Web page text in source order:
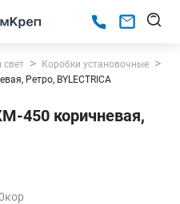
свет
Коробки установочные
Ретро, BYLECTRICA
450 коричневая,